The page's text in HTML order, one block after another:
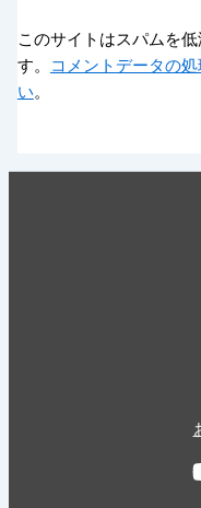
このサイトはスパムを
す。
コメントデータの
い。